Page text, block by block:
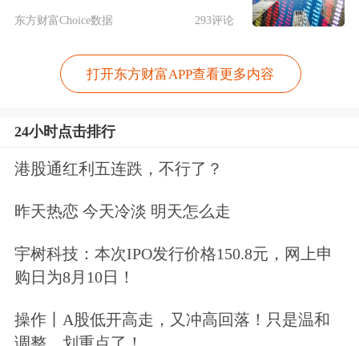
究院执行院长、中国银行业协会首席经
济学家、香港交易所董事总经理兼首席
中国经济学家巴曙松详细分析了如何以
金融化为抓手，进一步推动中国碳市场
巴曙松认为，与欧盟碳市场相比，全国
市场化发展、建立金融化的框架等手
场建设，并能够更大范围地形成激励，
东方财富Choice数据 293评论
打开东方财富APP查看更多内容
24小时点击排行
港股通红利五连跌，不行了？
昨天热恋 今天冷淡 明天怎么走
宇树科技：本次IPO发行价格150.8元，网上申
购日为8月10日！
操作丨A股低开高走，又冲高回落！只是温和